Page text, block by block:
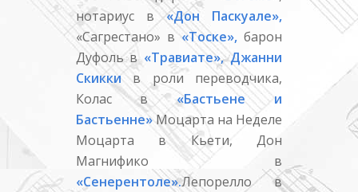
нотариус в«Дон Паскуале»,
«Сагрестано» в«Тоске», барон
Дуфоль в «Травиате», Джанни
Скиккив роли переводчика,
Колас в«Бастьене и
Бастьенне»Моцарта на Неделе
Моцарта в Кьети, Дон
Магнифико в
«Сенерентоле».Лепорелло в